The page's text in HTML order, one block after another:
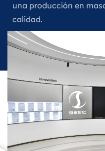
una producción en
calidad.